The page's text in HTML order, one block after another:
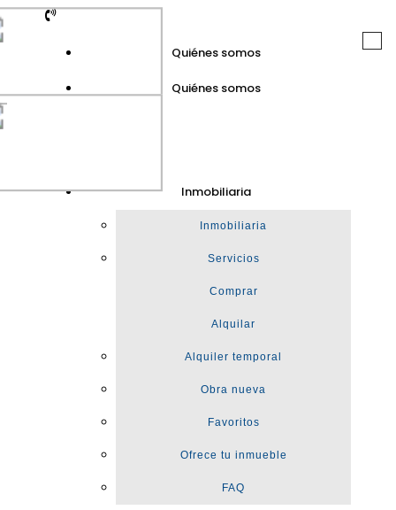
Quiénes somos
Quiénes somos
Inmobiliaria
Inmobiliaria
Servicios
Comprar
Alquilar
Alquiler temporal
Obra nueva
Favoritos
Ofrece tu inmueble
FAQ